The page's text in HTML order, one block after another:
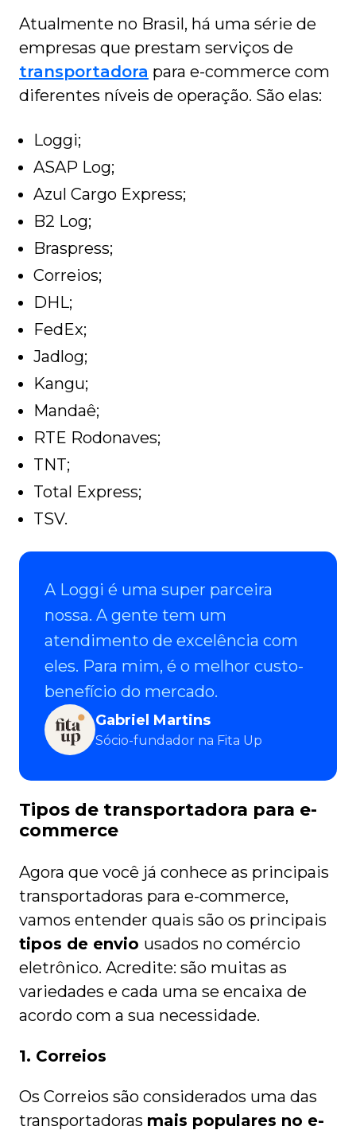
Atualmente no Brasil, há uma série de
empresas que prestam serviços de
transportadora para e-commerce com
diferentes níveis de operação. São elas:
Loggi;
ASAP Log;
Azul Cargo Express;
B2 Log;
Braspress;
Correios;
DHL;
FedEx;
Jadlog;
Kangu;
Mandaê;
RTE Rodonaves;
TNT;
Total Express;
TSV.
A Loggi é uma super parceira
nossa. A gente tem um
atendimento de excelência com
eles. Para mim, é o melhor custo-
benefício do mercado.
Gabriel Martins
Sócio-fundador na Fita Up
Tipos de transportadora para e-
commerce
Agora que você já conhece as principais
transportadoras para e-commerce,
vamos entender quais são os principais
tipos de envio usados no comércio
eletrônico. Acredite: são muitas as
variedades e cada uma se encaixa de
acordo com a sua necessidade.
1. Correios
Os Correios são considerados uma das
transportadoras mais populares no e-